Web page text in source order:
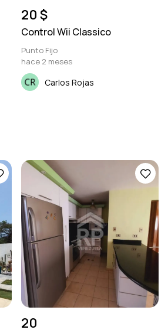
20 $
Control Wii Classico
Punto Fijo
hace 2 meses
Carlos Rojas
20